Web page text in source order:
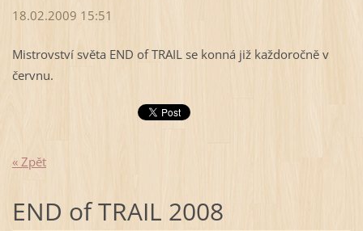
18.02.2009 15:51
Mistrovství světa END of TRAIL se konná již každoročně v
červnu.
« Zpět
END of TRAIL 2008